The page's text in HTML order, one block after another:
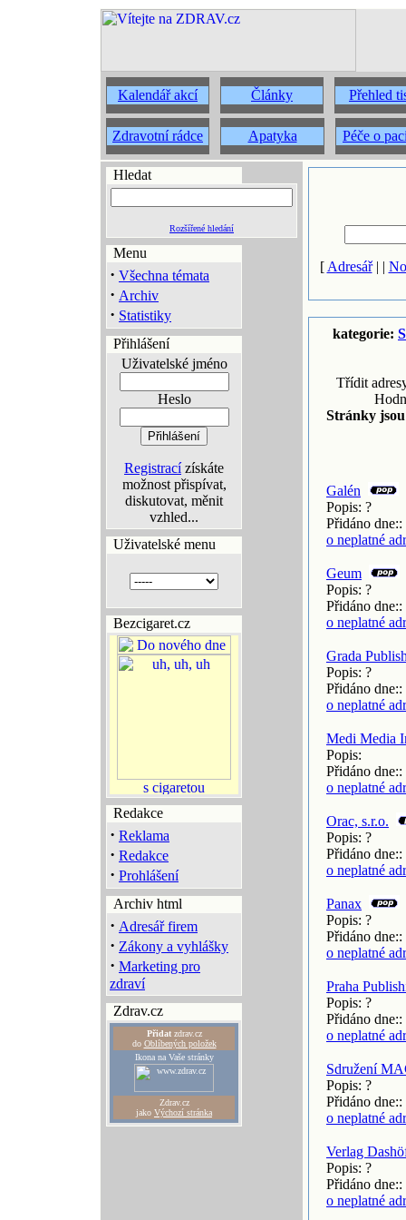
Kalendář akcí Články Přehled
Zdravotní rádce Apatyka Péče o
Hledat
Rozšířené hledání
Menu
· Všechna témata
· Archiv
· Statistiky
Přihlášení
Uživatelské jméno
Heslo
Registracízískáte
možnost přispívat,
diskutovat, měnit
vzhled...
Uživatelské menu
Bezcigaret.cz
Redakce
· Reklama
· Redakce
· Prohlášení
Archiv html
· Adresář firem
· Zákony a vyhlášky
· Marketing pro
zdraví
Zdrav.cz
Přidatzdrav.cz
do Oblíbených položek
Ikona na Vaše stránky
Zdrav.cz
jako Výchozí stránka
[ Adresář| |
kategorie:
Třídit
Stránky
Galén
Popis: ?
Přidáno
o neplatné
Geum
Popis: ?
Přidáno
o neplatné
Grada
Popis: ?
Přidáno
o neplatné
Medi Media
Popis:
Přidáno
o neplatné
Orac, s.r.o.
Popis: ?
Přidáno
o neplatné
Panax
Popis: ?
Přidáno
o neplatné
Praha
Popis: ?
Přidáno
o neplatné
Sdružení
Popis: ?
Přidáno
o neplatné
Verlag
Popis: ?
Přidáno
o neplatné